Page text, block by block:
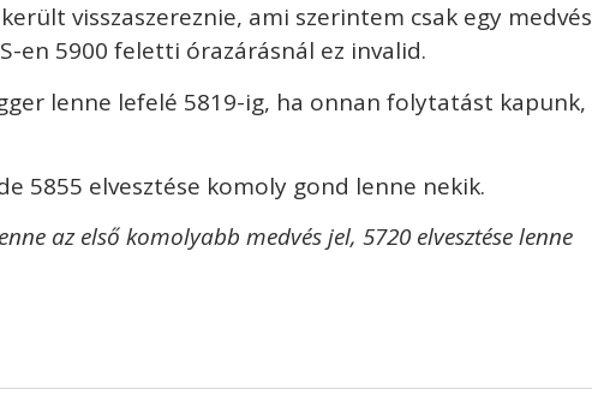
visszaszereznie, ami szerintem csak egy medvés
en 5900 feletti órazárásnál ez invalid.
lenne lefelé 5819-ig, ha onnan folytatást kapunk,
5855 elvesztése komoly gond lenne nekik.
az első komolyabb medvés jel, 5720 elvesztése lenne